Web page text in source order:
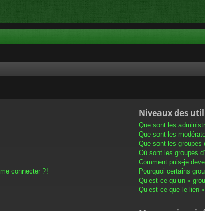
connecter ?!
Niveaux des
Que sont les
Que sont les
Que sont les groupes
Où sont les groupes
Comment puis-je
Pourquoi certains
Qu’est-ce qu’un «
Qu’est-ce que le lien